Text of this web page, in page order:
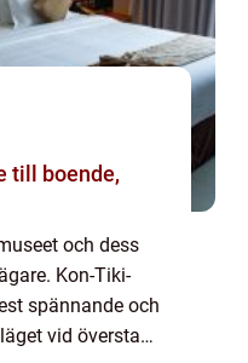
till boende,
och dess
Kon-Tiki-
spännande och
vid översta